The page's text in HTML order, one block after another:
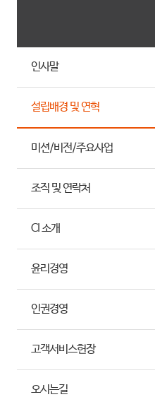
인사말
설립배경 및 연혁
미션/비전/주요사업
조직 및 연락처
CI 소개
윤리경영
인권경영
고객서비스헌장
오시는길